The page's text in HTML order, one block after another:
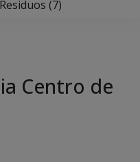
(7)
Centro de